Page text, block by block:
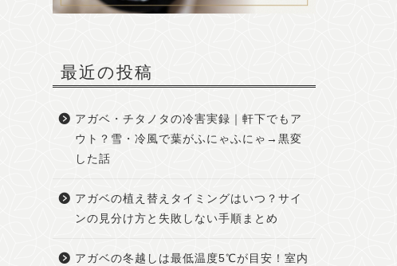
最近の投稿
アガベ・チタノタの冷害実録｜軒下でもア
ウト？雪・冷風で葉がふにゃふにゃ→黒変
した話
アガベの植え替えタイミングはいつ？サイ
ンの見分け方と失敗しない手順まとめ
アガベの冬越しは最低温度5℃が目安！室内